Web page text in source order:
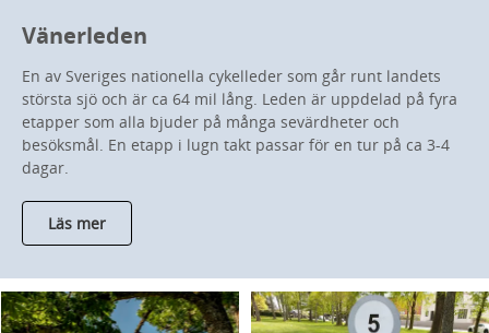
Vänerleden
En av Sveriges nationella cykelleder som går runt landets
största sjö och är ca 64 mil lång. Leden är uppdelad på fyra
etapper som alla bjuder på många sevärdheter och
besöksmål. En etapp i lugn takt passar för en tur på ca 3-4
dagar.
Läs mer